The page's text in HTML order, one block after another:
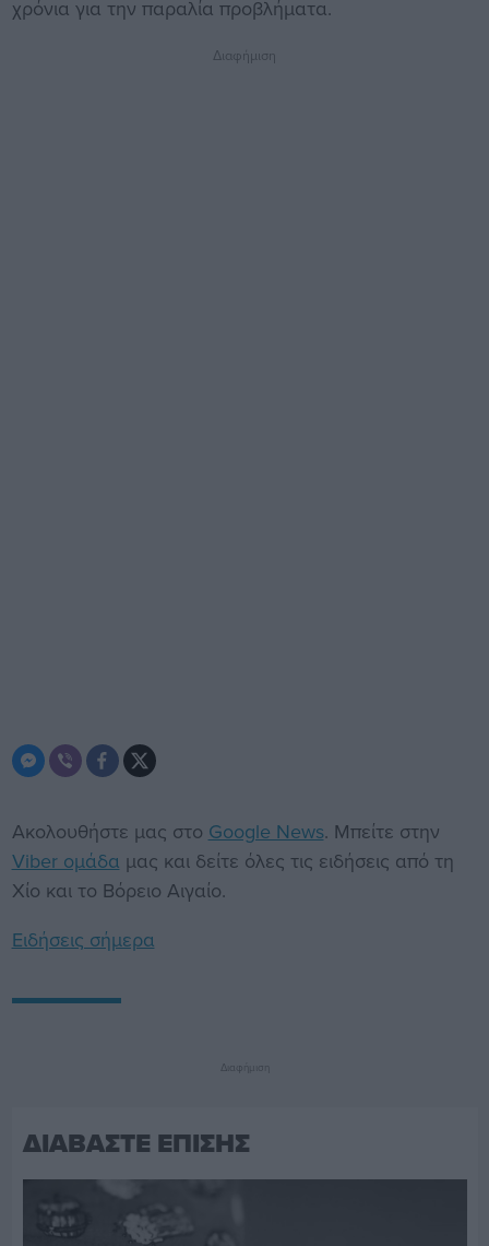
χρόνια για την παραλία προβλήματα.
Διαφήμιση
Ακολουθήστε μας στο Google News. Μπείτε στην
Viber ομάδα μας και δείτε όλες τις ειδήσεις από τη
Χίο και το Βόρειο Αιγαίο.
Ειδήσεις σήμερα
Διαφήμιση
ΔΙΑΒΑΣΤΕ ΕΠΙΣΗΣ